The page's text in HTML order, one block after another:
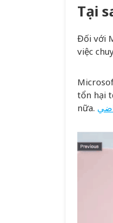
Tại
Đối với
việc
tổn hại
nữa.